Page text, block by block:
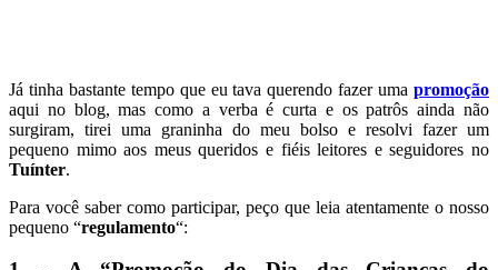
Já tinha bastante tempo que eu tava querendo fazer uma promoção
aqui no blog, mas como a verba é curta e os patrôs ainda não
surgiram, tirei uma graninha do meu bolso e resolvi fazer um
pequeno mimo aos meus queridos e fiéis leitores e seguidores no
Tuínter.
Para você saber como participar, peço que leia atentamente o nosso
pequeno “regulamento“: